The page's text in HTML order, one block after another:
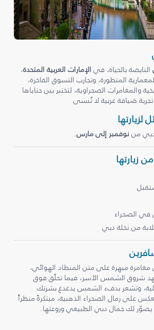
النابضة بالحياة، في الإمارات العربية المتحدة،
المتطورة، وتجارب التسوق الفاخرة،
والمغامرات الصحراوية، لتختبر بين حناياها
ضيافة عربية لا تُنسى
لزيارتها
دبي من نوفمبر إلى مارس.
زيارتها
في الصحراء
من نخلة دبي
مبهرة على متن المنطاد الهوائي،
شروق الشمس الآسر، فيما تحلّق فوق
وتشعر بدفء الشمس يدغدغ بشرتك
على رمال الصحراء الذهبية، مبتكرةً منظراً
يصوّر لك جمال دبي الطبيعي وروعتها.